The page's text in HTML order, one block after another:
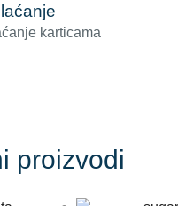
karticama
proizvodi